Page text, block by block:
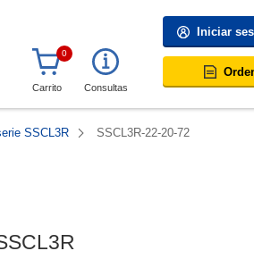
Iniciar
0
Carrito Consultas
SSCL3R SSCL3R-22-20-72